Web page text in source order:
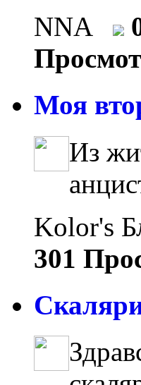
NNA
Моя
Из
Kolor's
301